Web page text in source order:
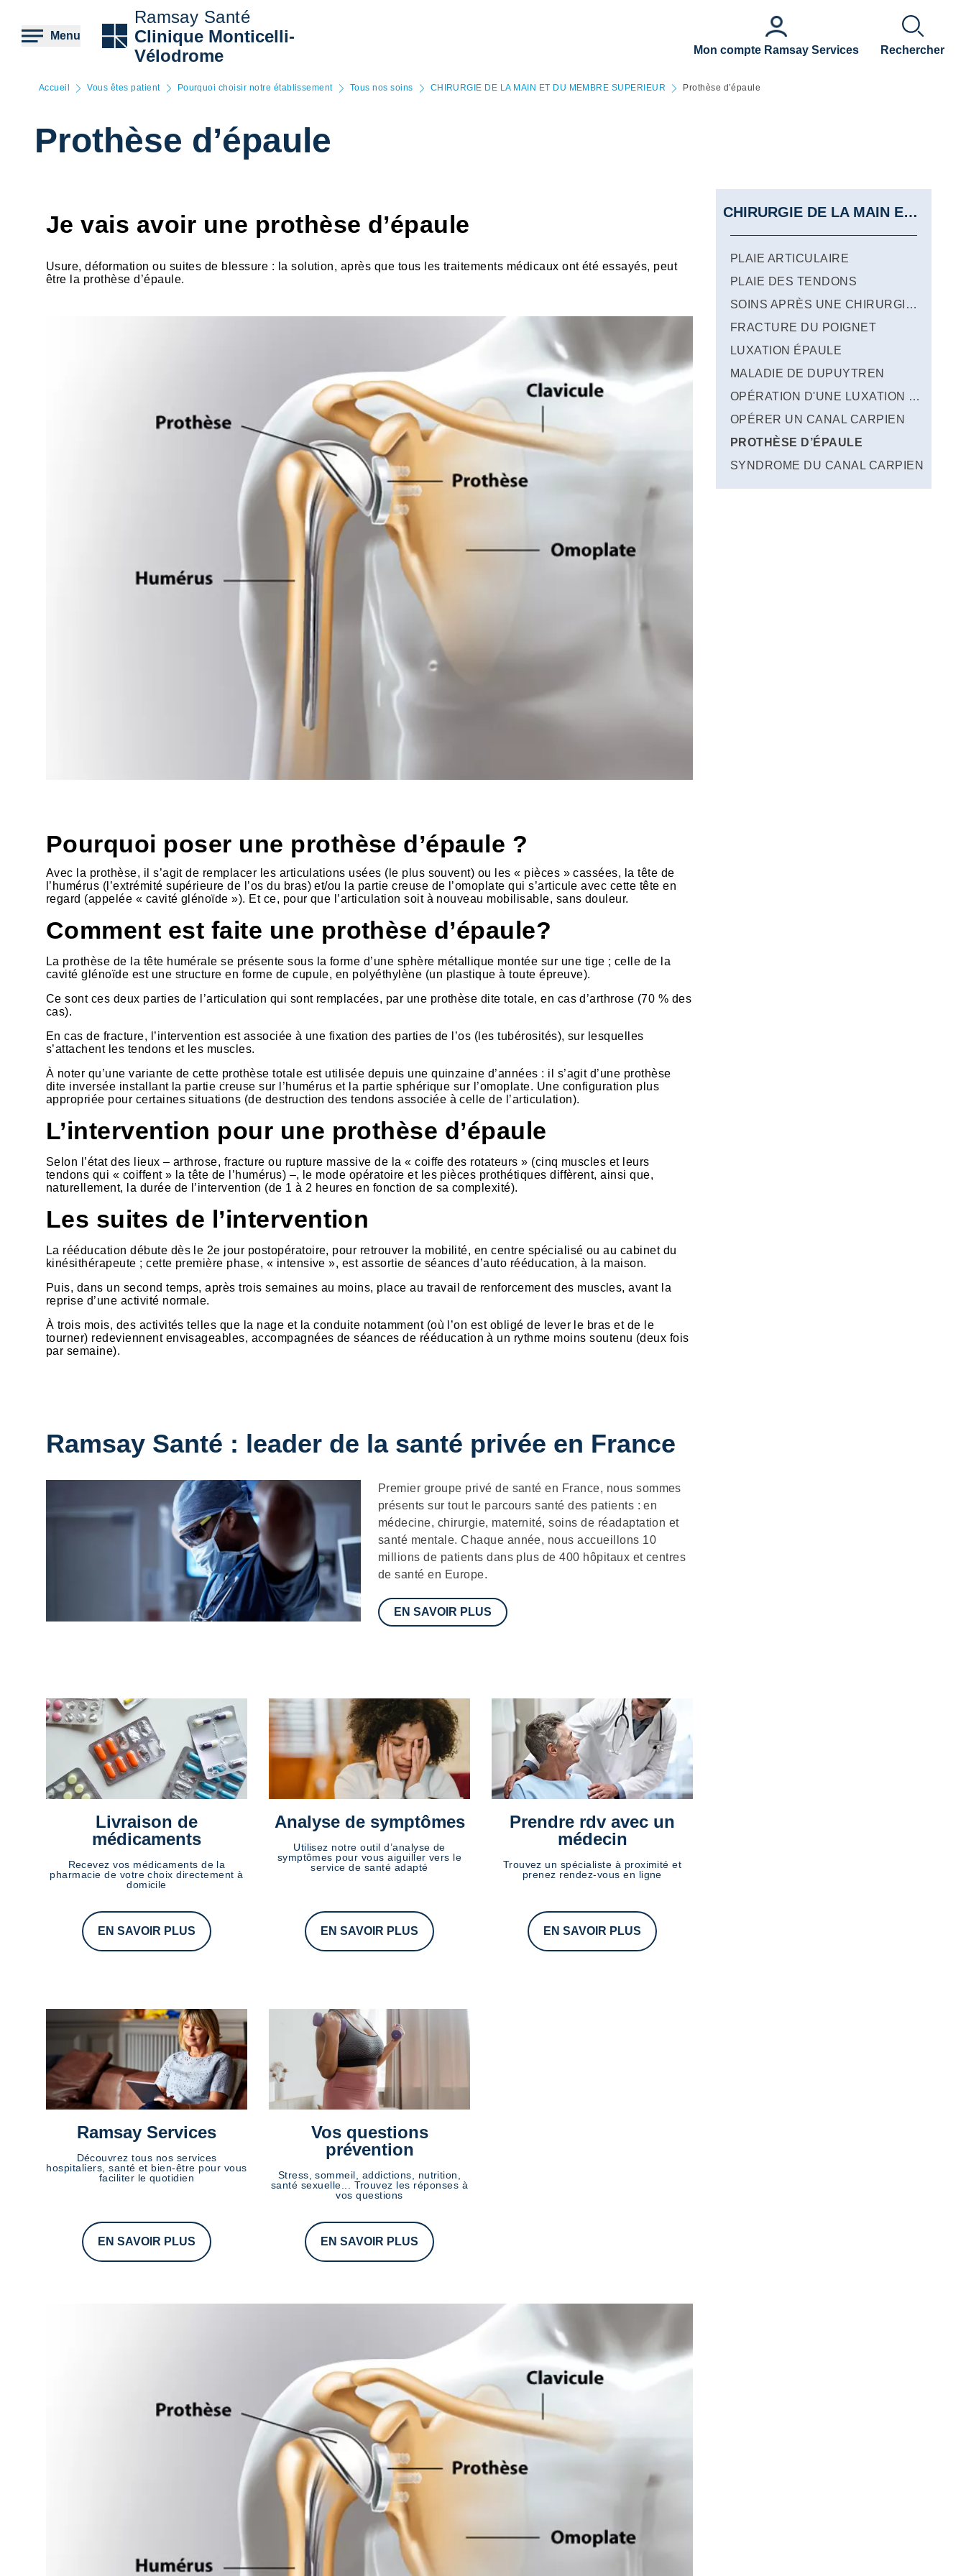
contenu
principal
Menu
Ramsay Santé
Clinique Monticelli-
Vélodrome
Mon compte Ramsay Services Rechercher
Accueil Vous êtes patient Pourquoi choisir notre établissement Tous nos soins CHIRURGIE DE LA MAIN ET DU MEMBRE SUPERIEUR Prothèse d’épaule
Prothèse d’épaule
Je vais avoir une prothèse d’épaule
Usure, déformation ou suites de blessure : la solution, après que tous les traitements médicaux ont été essayés, peut
être la prothèse d’épaule.
HTML
Pourquoi poser une prothèse d’épaule ?
Avec la prothèse, il s’agit de remplacer les articulations usées (le plus souvent) ou les « pièces » cassées, la tête de
l’humérus (l’extrémité supérieure de l’os du bras) et/ou la partie creuse de l’omoplate qui s’articule avec cette tête en
regard (appelée « cavité glénoïde »). Et ce, pour que l’articulation soit à nouveau mobilisable, sans douleur.
Comment est faite une prothèse d’épaule?
La prothèse de la tête humérale se présente sous la forme d’une sphère métallique montée sur une tige ; celle de la
cavité glénoïde est une structure en forme de cupule, en polyéthylène (un plastique à toute épreuve).
Ce sont ces deux parties de l’articulation qui sont remplacées, par une prothèse dite totale, en cas d’arthrose (70 % des
cas).
En cas de fracture, l’intervention est associée à une fixation des parties de l’os (les tubérosités), sur lesquelles
s’attachent les tendons et les muscles.
À noter qu’une variante de cette prothèse totale est utilisée depuis une quinzaine d’années : il s’agit d’une prothèse
dite inversée installant la partie creuse sur l’humérus et la partie sphérique sur l’omoplate. Une configuration plus
appropriée pour certaines situations (de destruction des tendons associée à celle de l’articulation).
L’intervention pour une prothèse d’épaule
Selon l’état des lieux – arthrose, fracture ou rupture massive de la « coiffe des rotateurs » (cinq muscles et leurs
tendons qui « coiffent » la tête de l’humérus) –, le mode opératoire et les pièces prothétiques diffèrent, ainsi que,
naturellement, la durée de l’intervention (de 1 à 2 heures en fonction de sa complexité).
Les suites de l’intervention
La rééducation débute dès le 2e jour postopératoire, pour retrouver la mobilité, en centre spécialisé ou au cabinet du
kinésithérapeute ; cette première phase, « intensive », est assortie de séances d’auto rééducation, à la maison.
Puis, dans un second temps, après trois semaines au moins, place au travail de renforcement des muscles, avant la
reprise d’une activité normale.
À trois mois, des activités telles que la nage et la conduite notamment (où l’on est obligé de lever le bras et de le
tourner) redeviennent envisageables, accompagnées de séances de rééducation à un rythme moins soutenu (deux fois
par semaine).
Ramsay Santé : leader de la santé privée en France
Description
Premier groupe privé de santé en France, nous sommes
présents sur tout le parcours santé des patients : en
médecine, chirurgie, maternité, soins de réadaptation et
santé mentale. Chaque année, nous accueillons 10
millions de patients dans plus de 400 hôpitaux et centres
de santé en Europe.
EN SAVOIR PLUS
Livraison de
médicaments
Recevez vos médicaments de la
pharmacie de votre choix directement à
domicile
EN SAVOIR PLUS
Analyse de symptômes
Utilisez notre outil d’analyse de
symptômes pour vous aiguiller vers le
service de santé adapté
EN SAVOIR PLUS
Prendre rdv avec un
médecin
Trouvez un spécialiste à proximité et
prenez rendez-vous en ligne
EN SAVOIR PLUS
Ramsay Services
Découvrez tous nos services
hospitaliers, santé et bien-être pour vous
faciliter le quotidien
EN SAVOIR PLUS
Vos questions
prévention
Stress, sommeil, addictions, nutrition,
santé sexuelle... Trouvez les réponses à
vos questions
EN SAVOIR PLUS
CHIRURGIE DE LA MAIN ET DU MEMBRE SUPERIEUR
PLAIE ARTICULAIRE
PLAIE DES TENDONS
SOINS APRÈS UNE CHIRURGIE DE LA MAIN
FRACTURE DU POIGNET
LUXATION ÉPAULE
MALADIE DE DUPUYTREN
OPÉRATION D'UNE LUXATION DE L'ÉPAULE
OPÉRER UN CANAL CARPIEN
PROTHÈSE D’ÉPAULE
SYNDROME DU CANAL CARPIEN